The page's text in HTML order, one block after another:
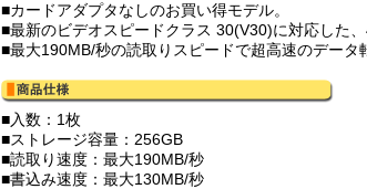
■カードアダプタなしのお買い得モデル。
■最新のビデオスピードクラス 30(V30)に対応した
■最大190MB/秒の読取りスピードで超高速のデータ
■入数：1枚
■ストレージ容量：256GB
■読取り速度：最大190MB/秒
■書込み速度：最大130MB/秒